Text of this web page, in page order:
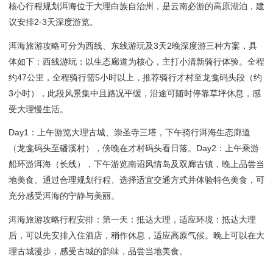
核心行程规划洱海位于大理白族自治州，是云南必游的高原湖泊，建
议安排2-3天深度游览。
洱海旅游攻略可分为西线、东线游玩及3天2晚深度游三种方案，具
体如下：西线游玩：以生态廊道为核心，主打小清新骑行体验。全程
约47公里，全程骑行需5小时以上，推荐骑行才村至龙龛码头段（约
3小时），此段风景集中且路况平缓，沿途可随时停靠草坪休息，感
受大理慢生活。
Day1：上午游览大理古城、崇圣寺三塔，下午骑行洱海生态廊道
（龙龛码头至磻溪村），傍晚在才村码头看日落。Day2：上午乘游
船环游洱海（长线），下午游览南诏风情岛及双廊古镇，晚上品尝当
地美食。通过合理规划行程、选择适宜交通方式并体验特色美食，可
充分感受洱海的宁静与美丽。
洱海旅游攻略行程安排：第一天：抵达大理，适应环境：抵达大理
后，可以先安排入住酒店，稍作休息，适应高原气候。晚上可以在大
理古城漫步，感受古城的韵味，品尝当地美食。